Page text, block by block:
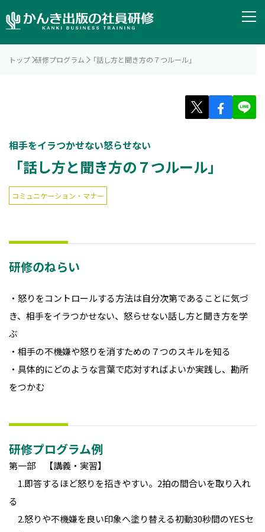
トップ 研修プログラム 「話し方と聞き方の７つルール」
相手をイラつかせない怒らせない
「話し方と聞き方の７つルール」
コミュニケーション・マナー
研修のねらい
・怒りをコントロールする方法は自分次第であることに気づ
き、相手をイラつかせない、怒らせない話し方と聞き方を学
ぶ
・相手の不機嫌や怒りを消すための７つのスキルを知る
・具体的にどのような言葉で応対すればよいか実践し、勘所
をつかむ
研修プログラム例
第一部 【講義・実習】
1.即答するほど怒りを招きやすい。2拍の間合いを取り入れ
る
2.怒りや不機嫌を良い印象へ塗り替える初動30秒間のYESセ